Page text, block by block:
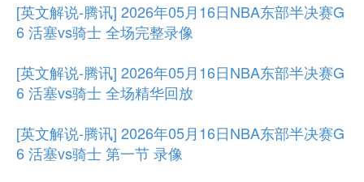
[英文解说-腾讯] 2026年05月16日NBA东部半决赛G
6 活塞vs骑士 全场完整录像
[英文解说-腾讯] 2026年05月16日NBA东部半决赛G
6 活塞vs骑士 全场精华回放
[英文解说-腾讯] 2026年05月16日NBA东部半决赛G
6 活塞vs骑士 第一节 录像